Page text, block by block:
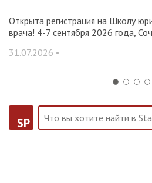
Открыта регистрация на Школу
врача! 4-7 сентября 2026 года,
31.07.2026 •
SP